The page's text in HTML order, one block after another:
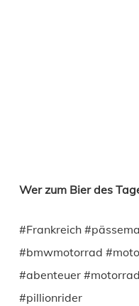
Wer zum Bier des
#Frankreich
#bmwmotorrad
#abenteuer
#pillionrider